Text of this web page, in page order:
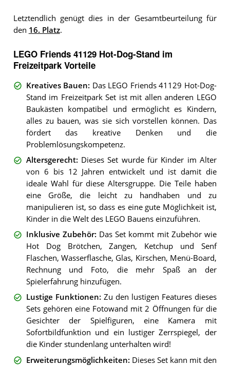
Letztendlich genügt dies in der Gesamtbeurteilung für
den 16. Platz.
LEGO Friends 41129 Hot-Dog-Stand im
Freizeitpark Vorteile
Kreatives Bauen: Das LEGO Friends 41129 Hot-Dog-
Stand im Freizeitpark Set ist mit allen anderen LEGO
Baukästen kompatibel und ermöglicht es Kindern,
alles zu bauen, was sie sich vorstellen können. Das
fördert das kreative Denken und die
Problemlösungskompetenz.
Altersgerecht: Dieses Set wurde für Kinder im Alter
von 6 bis 12 Jahren entwickelt und ist damit die
ideale Wahl für diese Altersgruppe. Die Teile haben
eine Größe, die leicht zu handhaben und zu
manipulieren ist, so dass es eine gute Möglichkeit ist,
Kinder in die Welt des LEGO Bauens einzuführen.
Inklusive Zubehör: Das Set kommt mit Zubehör wie
Hot Dog Brötchen, Zangen, Ketchup und Senf
Flaschen, Wasserflasche, Glas, Kirschen, Menü-Board,
Rechnung und Foto, die mehr Spaß an der
Spielerfahrung hinzufügen.
Lustige Funktionen: Zu den lustigen Features dieses
Sets gehören eine Fotowand mit 2 Öffnungen für die
Gesichter der Spielfiguren, eine Kamera mit
Sofortbildfunktion und ein lustiger Zerrspiegel, der
die Kinder stundenlang unterhalten wird!
Erweiterungsmöglichkeiten: Dieses Set kann mit den